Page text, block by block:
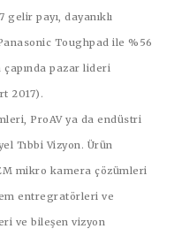
payı, dayanıklı
Toughpad ile %56
çapında pazar lideri
2017).
ProAV ya da endüstri
Tıbbi Vizyon. Ürün
mikro kamera çözümleri
entregratörleri ve
ve bileşen vizyon